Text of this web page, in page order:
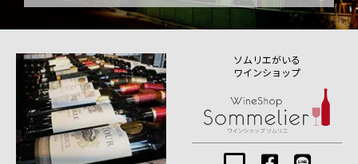
ソムリエがいる
ワインショップ